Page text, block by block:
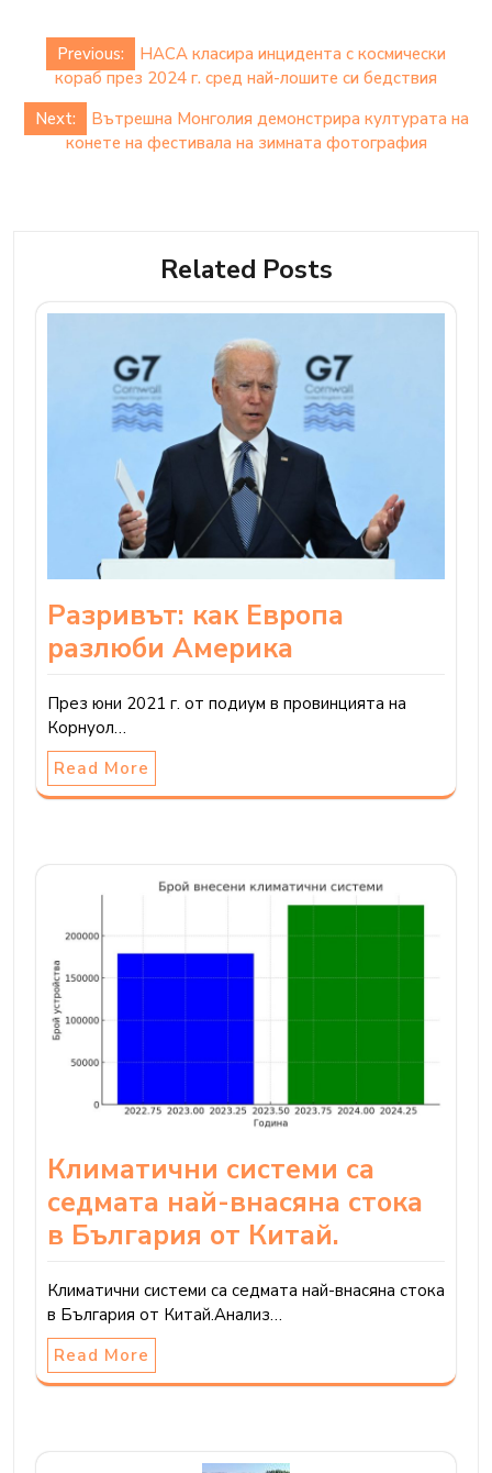
Post
navigation
Previous:
НАСА класира инцидента с космически
кораб през 2024 г. сред най-лошите си бедствия
Next:
Вътрешна Монголия демонстрира културата на
конете на фестивала на зимната фотография
Related Posts
Разривът: как Европа
разлюби Америка
През юни 2021 г. от подиум в провинцията на
Корнуол…
Read More
Климатични системи са
седмата най-внасяна стока
в България от Китай.
Климатични системи са седмата най-внасяна стока
в България от Китай.Анализ…
Read More